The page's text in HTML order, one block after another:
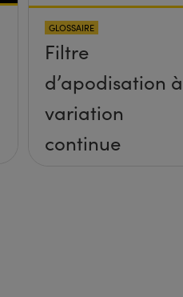
GLOSSAIRE
Filtre
d’apodisation à
variation
continue